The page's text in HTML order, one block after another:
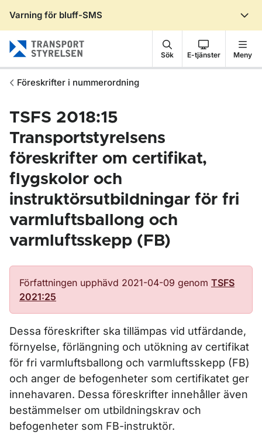
Varning för bluff-SMS
Sök E-tjänster Meny
Föreskrifter i nummerordning
TSFS 2018:15
Transportstyrelsens
föreskrifter om certifikat,
flygskolor och
instruktörsutbildningar för fri
varmluftsballong och
varmluftsskepp (FB)
Författningen upphävd 2021-04-09 genom TSFS
2021:25
Dessa föreskrifter ska tillämpas vid utfärdande,
förnyelse, förlängning och utökning av certifikat
för fri varmluftsballong och varmluftsskepp (FB)
och anger de befogenheter som certifikatet ger
innehavaren. Dessa föreskrifter innehåller även
bestämmelser om utbildningskrav och
befogenheter som FB-instruktör.